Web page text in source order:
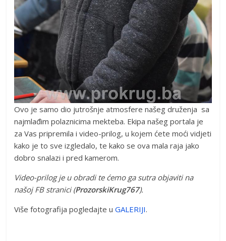
Ovo je samo dio jutrošnje atmosfere našeg druženja sa
najmlađim polaznicima mekteba. Ekipa našeg portala je
za Vas pripremila i video-prilog, u kojem ćete moći vidjeti
kako je to sve izgledalo, te kako se ova mala raja jako
dobro snalazi i pred kamerom.
Video-prilog je u obradi te ćemo ga sutra objaviti na
našoj FB stranici (ProzorskiKrug767).
Više fotografija pogledajte uGALERIJI.